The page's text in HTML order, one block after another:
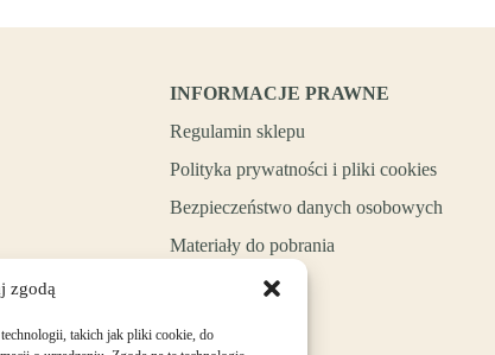
zgodą
takich jak pliki cookie, do
INFORMACJE PRAWNE
Regulamin sklepu
Polityka prywatności i pliki cookies
Bezpieczeństwo danych osobowych
Materiały do pobrania